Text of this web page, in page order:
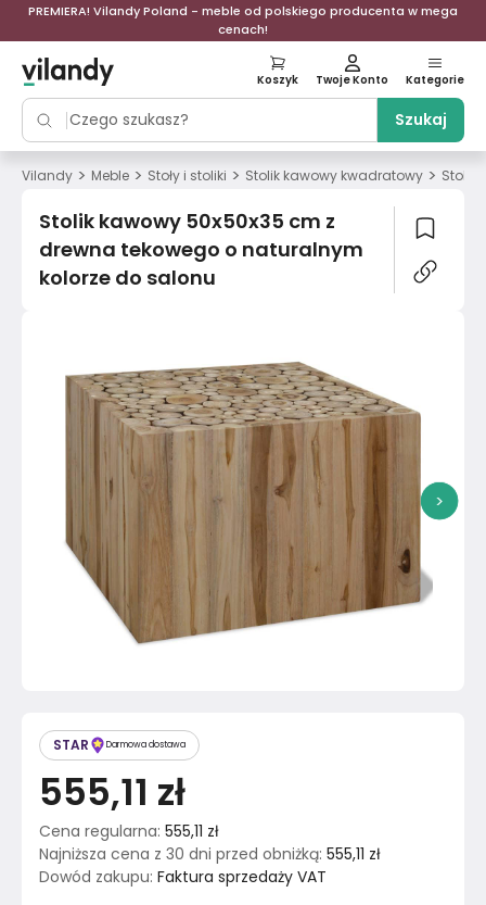
PREMIERA! Vilandy Poland - meble od polskiego producenta w mega
cenach!
Szukaj
Koszyk Twoje Konto Kategorie
Vilandy > Meble > Stoły i stoliki > Stolik kawowy kwadratowy > Stolik
Stolik kawowy 50x50x35 cm z
drewna tekowego o naturalnym
kolorze do salonu
>
STAR Darmowa dostawa
555,11 zł
Cena regularna: 555,11 zł
Najniższa cena z 30 dni przed obniżką: 555,11 zł
Dowód zakupu: Faktura sprzedaży VAT